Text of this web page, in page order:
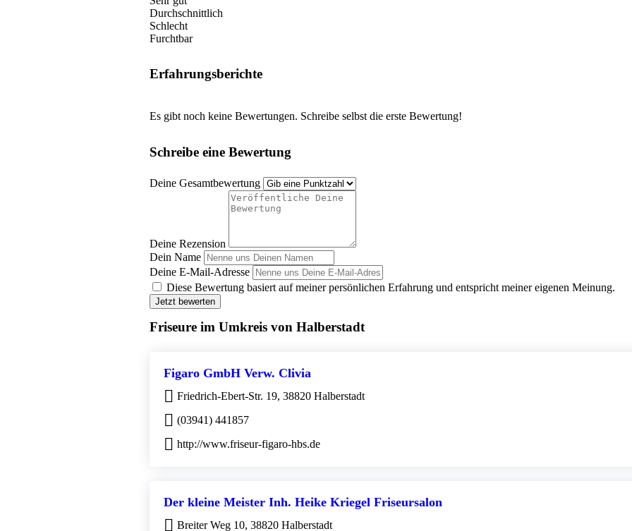
Durchschnittlich
Schlecht
Furchtbar
Erfahrungsberichte
Es gibt noch keine Bewertungen. Schreibe selbst die erste Bewertung!
Schreibe eine Bewertung
Deine Gesamtbewertung
Deine Rezension
Dein Name
Deine E-Mail-Adresse
Diese Bewertung basiert auf meiner persönlichen Erfahrung und entspricht meiner eigenen Meinung.
Jetzt bewerten
Friseure im Umkreis von Halberstadt
Figaro GmbH Verw. Clivia
Friedrich-Ebert-Str. 19, 38820 Halberstadt
(03941) 441857
http://www.friseur-figaro-hbs.de
Der kleine Meister Inh. Heike Kriegel Friseursalon
Breiter Weg 10, 38820 Halberstadt